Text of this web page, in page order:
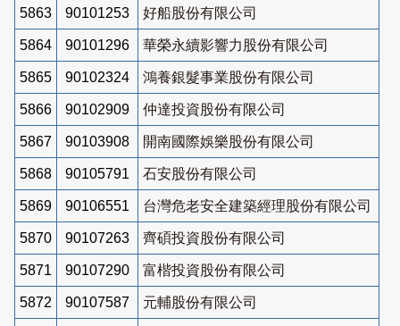
5863 90101253 好船股份有限公司
5864 90101296 華榮永續影響力股份有限公司
5865 90102324 鴻養銀髮事業股份有限公司
5866 90102909 仲達投資股份有限公司
5867 90103908 開南國際娛樂股份有限公司
5868 90105791 石安股份有限公司
5869 90106551 台灣危老安全建築經理股份有限公司
5870 90107263 齊碩投資股份有限公司
5871 90107290 富楷投資股份有限公司
5872 90107587 元輔股份有限公司